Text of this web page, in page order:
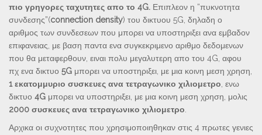
πιο γρηγορες ταχυτητες απο το 4G. Επιπλεον η “πυκνοτητα
συνδεσης”(connection density) του δικτυου 5G, δηλαδη ο
αριθμος των συνδεσεων που μπορει να υποστηριξει ανα εμβαδον
επιφανειας, με βαση παντα ενα συγκεκριμενο αριθμο δεδομενων
που θα μεταφερθουν, ειναι πολυ μεγαλυτερη απο του 4G, αφου
πχ ενα δικτυο 5G μπορει να υποστηριξει, με μια κοινη μεση χρηση,
1 εκατομμυριο συσκευες ανα τετραγωνικο χιλιομετρο , ενω
δικτυο 4G μπορει να υποστηριξει, με μια κοινη μεση χρηση, μολις
2000 συσκευες ανα τετραγωνικο χιλιομετρο
Αρχικα οι συχνοτητες που χρησιμοποιηθηκαν στις 4 πρωτες γενιες